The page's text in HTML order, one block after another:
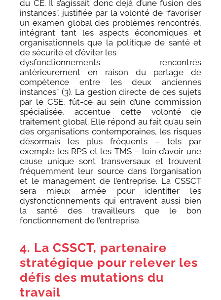
du CE. Il s’agissait donc déjà d’une fusion des
instances”, justifiée par la volonté de “favoriser
un examen global des problèmes rencontrés,
intégrant tant les aspects économiques et
organisationnels que la politique de santé et
de sécurité et d’éviter les
dysfonctionnements rencontrés
antérieurement en raison du partage de
compétence entre les deux anciennes
instances” (3). La gestion directe de ces sujets
par le CSE, fût-ce au sein d’une commission
spécialisée, accentue cette volonté de
traitement global. Elle répond au fait qu’au sein
des organisations contemporaines, les risques
désormais les plus fréquents – tels par
exemple les RPS et les TMS – loin d’avoir une
cause unique sont transversaux et trouvent
fréquemment leur source dans l’organisation
et le management de l’entreprise. La CSSCT
sera mieux armée pour identifier les
dysfonctionnements qui entravent aussi bien
la santé des travailleurs que le bon
fonctionnement de l’entreprise.
4. La CSSCT, partenaire
stratégique pour relever les
défis des mutations du
travail